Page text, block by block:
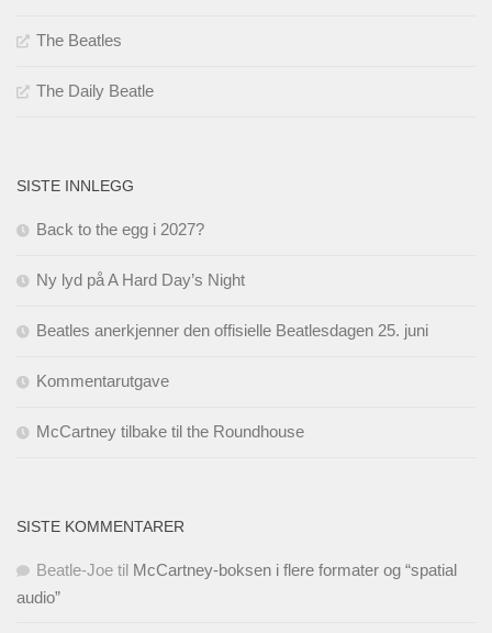
The Beatles
The Daily Beatle
SISTE INNLEGG
Back to the egg i 2027?
Ny lyd på A Hard Day’s Night
Beatles anerkjenner den offisielle Beatlesdagen 25. juni
Kommentarutgave
McCartney tilbake til the Roundhouse
SISTE KOMMENTARER
Beatle-Joe til McCartney-boksen i flere formater og “spatial
audio”